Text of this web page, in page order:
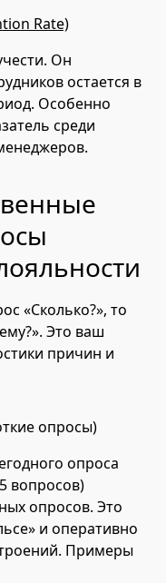
Rate)
Он
остается в
Особенно
среди
«Сколько?», то
Это ваш
причин и
опросы)
опроса
вопросов)
опросов. Это
и оперативно
Примеры